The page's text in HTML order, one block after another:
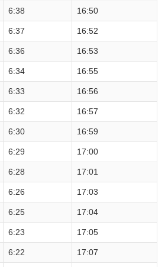
6:38 16:50
6:37 16:52
6:36 16:53
6:34 16:55
6:33 16:56
6:32 16:57
6:30 16:59
6:29 17:00
6:28 17:01
6:26 17:03
6:25 17:04
6:23 17:05
6:22 17:07